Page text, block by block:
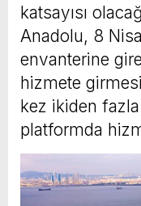
katsayısı
Anadolu, 8
envanterine
hizmete
kez ikiden fazla
platformda